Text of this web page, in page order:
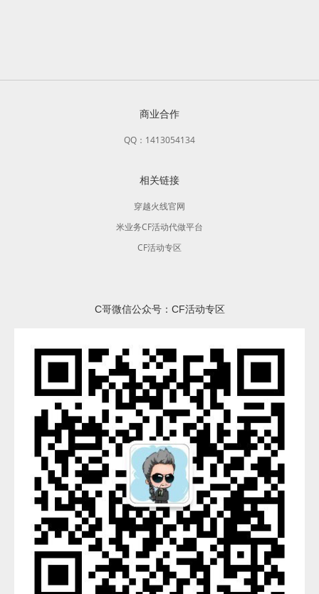
商业合作
QQ：1413054134
相关链接
穿越火线官网
米业务CF活动代做平台
CF活动专区
C哥微信公众号：CF活动专区